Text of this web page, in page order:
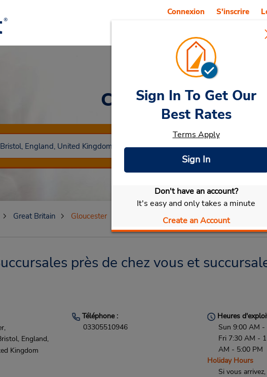
Connexion S'inscrire
Car Rental
Sélectionner ma voiture
Sign In To Get Our
Best Rates
Terms Apply
Sign In
Don't have an account?
It's easy and only takes a minute
Create an Account
Great Britain Gloucester
près de chez vous et
England,
Kingdom
Téléphone :
03305510946
Heures
Sun 9:00 AM
Fri 7:30 AM -
AM - 5:00 PM
Holiday Hours
Si vous